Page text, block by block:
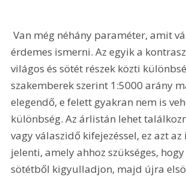
Van még néhány paraméter, amit vásárláskor
érdemes ismerni. Az egyik a
világos és sötét részek közti
szakemberek szerint 1:5000 arány
elegendő, e felett gyakran nem is
különbség. Az árlistán lehet
vagy válaszidő kifejezéssel, ez azt
jelenti, amely ahhoz szükséges,
sötétből kigyulladjon, majd újra